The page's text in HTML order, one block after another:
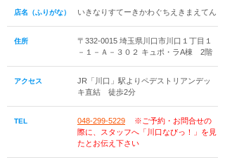
店名（ふりがな） いきなりすてーきかわぐちえきまえてん
住所
〒332-0015 埼玉県川口市川口１丁目１
－１－Ａ－３０２ キュポ・ラA棟 2階
アクセス
JR「川口」駅よりペデストリアンデッ
キ直結 徒歩2分
TEL 048-299-5229
※ご予約・お問合せの
際に、スタッフへ「川口なびっ！」を見
たとお伝え下さい